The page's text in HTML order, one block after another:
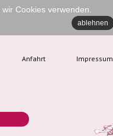
Anfahrt Impressum
Cookies verwenden.
ablehnen